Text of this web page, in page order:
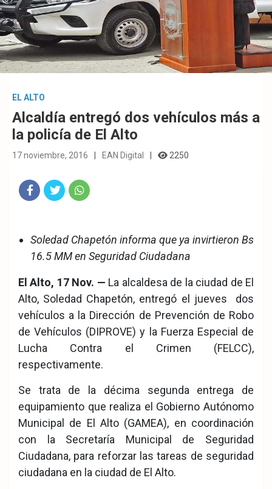
EL ALTO
Alcaldía entregó dos vehículos más a
la policía de El Alto
17 noviembre, 2016 EAN Digital 2250
eb
ook
ter
tsA
pp
Soledad Chapetón informa que ya invirtieron Bs
16.5 MM en Seguridad Ciudadana
El Alto, 17 Nov. — La alcaldesa de la ciudad de El
Alto, Soledad Chapetón, entregó el jueves dos
vehículos a la Dirección de Prevención de Robo
de Vehículos (DIPROVE) y la Fuerza Especial de
Lucha Contra el Crimen (FELCC),
respectivamente.
Se trata de la décima segunda entrega de
equipamiento que realiza el Gobierno Autónomo
Municipal de El Alto (GAMEA), en coordinación
con la Secretaría Municipal de Seguridad
Ciudadana, para reforzar las tareas de seguridad
ciudadana en la ciudad de El Alto.